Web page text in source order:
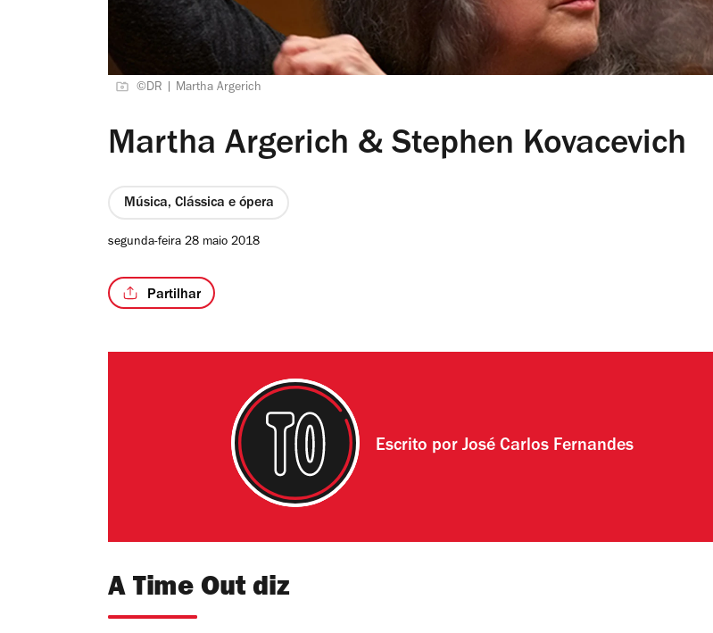
©DR | Martha Argerich
Martha Argerich & Stephen Kovacevich
Música, Clássica e ópera
segunda-feira 28 maio 2018
Partilhar
Escrito por José Carlos Fernandes
A Time Out diz